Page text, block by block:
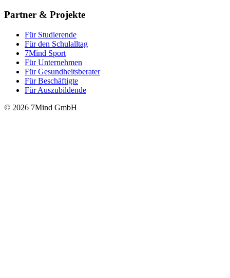
Partner & Projekte
Für Stu­die­rende
Für den Schulalltag
7Mind Sport
Für Unter­neh­men
Für Gesund­heits­be­ra­ter
Für Beschäftigte
Für Auszubildende
© 2026 7Mind GmbH